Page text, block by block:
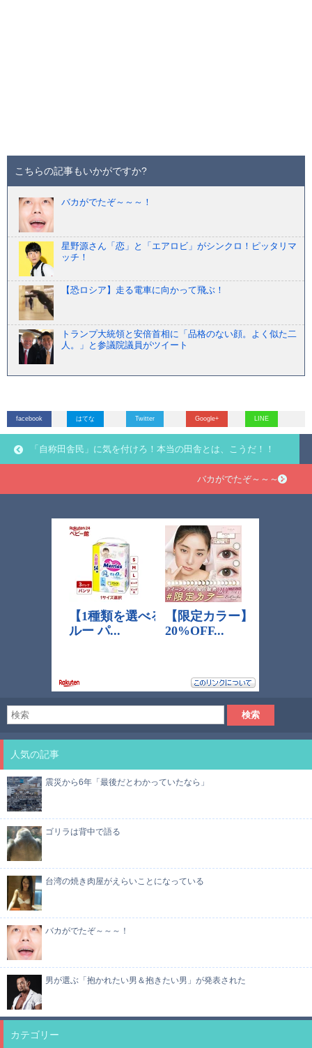
こちらの記事もいかがですか?
バカがでたぞ～～～！
星野源さん「恋」と「エアロビ」がシンクロ！ピッタリマ
ッチ！
【恐ロシア】走る電車に向かって飛ぶ！
トランプ大統領と安倍首相に「品格のない顔。よく似た二
人。」と参議院議員がツイート
facebook はてな Twitter Google+ LINE
「自称田舎民」に気を付けろ！本当の田舎とは、こうだ！！
バカがでたぞ～～～！
人気の記事
震災から6年「最後だとわかっていたなら」
ゴリラは背中で語る
台湾の焼き肉屋がえらいことになっている
バカがでたぞ～～～！
男が選ぶ「抱かれたい男＆抱きたい男」が発表された
カテゴリー